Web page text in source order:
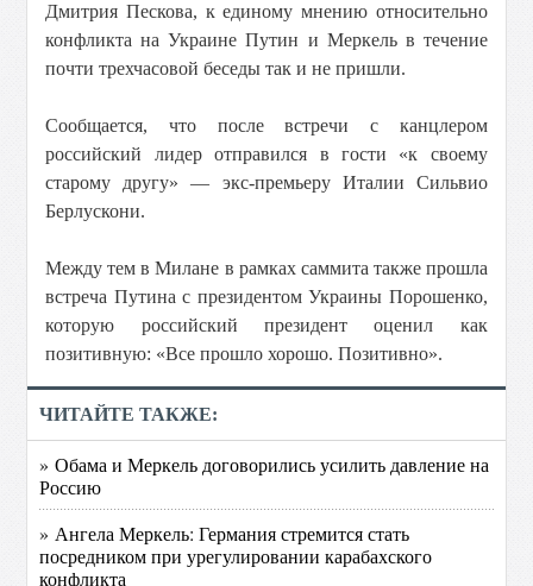
Дмитрия Пескова, к единому мнению относительно
конфликта на Украине Путин и Меркель в течение
почти трехчасовой беседы так и не пришли.
Сообщается, что после встречи с канцлером
российский лидер отправился в гости «к своему
старому другу» — экс-премьеру Италии Сильвио
Берлускони.
Между тем в Милане в рамках саммита также прошла
встреча Путина с президентом Украины Порошенко,
которую российский президент оценил как
позитивную: «Все прошло хорошо. Позитивно».
ЧИТАЙТЕ ТАКЖЕ:
» Обама и Меркель договорились усилить давление на
Россию
» Ангела Меркель: Германия стремится стать
посредником при урегулировании карабахского
конфликта